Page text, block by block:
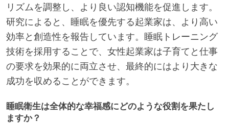
リズムを調整し、より良い認知機能を促進します。
研究によると、睡眠を優先する起業家は、より高い
効率と創造性を報告しています。睡眠トレーニング
技術を採用することで、女性起業家は子育てと仕事
の要求を効果的に両立させ、最終的にはより大きな
成功を収めることができます。
睡眠衛生は全体的な幸福感にどのような役割を果たし
ますか？